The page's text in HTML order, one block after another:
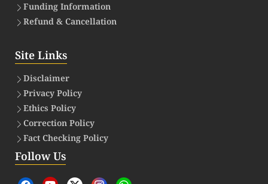
Funding Information
Refund & Cancellation
Site Links
Disclaimer
Privacy Policy
Ethics Policy
Correction Policy
Fact Checking Policy
Follow Us